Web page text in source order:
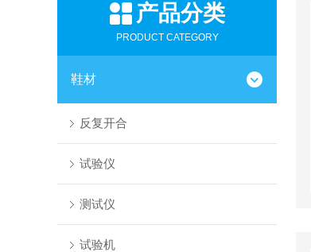
产品分类
PRODUCT CATEGORY
鞋材
反复开合
试验仪
测试仪
试验机